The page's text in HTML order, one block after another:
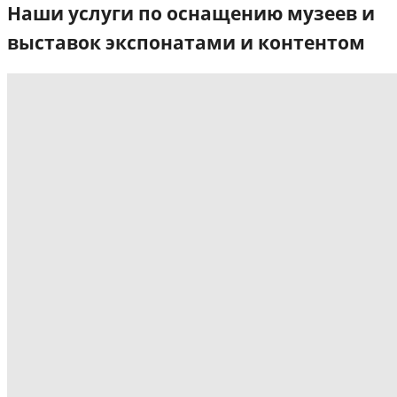
Наши услуги по оснащению музеев и
выставок экспонатами и контентом